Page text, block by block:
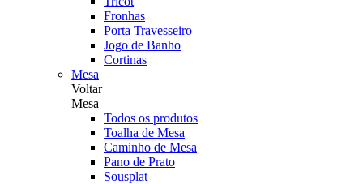
Fronhas
Porta Travesseiro
Jogo de Banho
Cortinas
Mesa
Voltar
Mesa
Todos os produtos
Toalha de Mesa
Caminho de Mesa
Pano de Prato
Sousplat